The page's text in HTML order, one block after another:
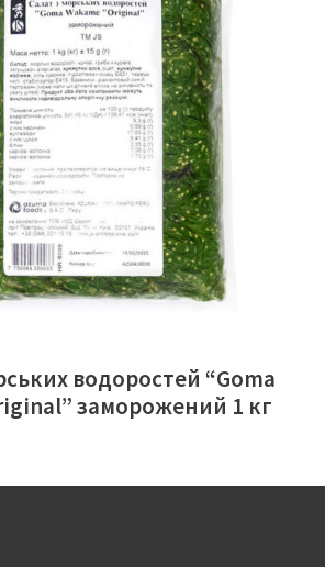
ЧИТАТИ ДАЛІ
водоростей “Goma
заморожений 1 кг